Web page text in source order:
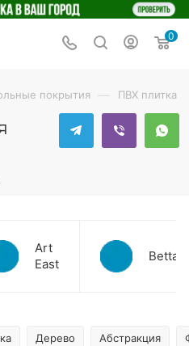
0
покрытия — ПВХ плитка
Art
East
Betta
Дерево Абстракция